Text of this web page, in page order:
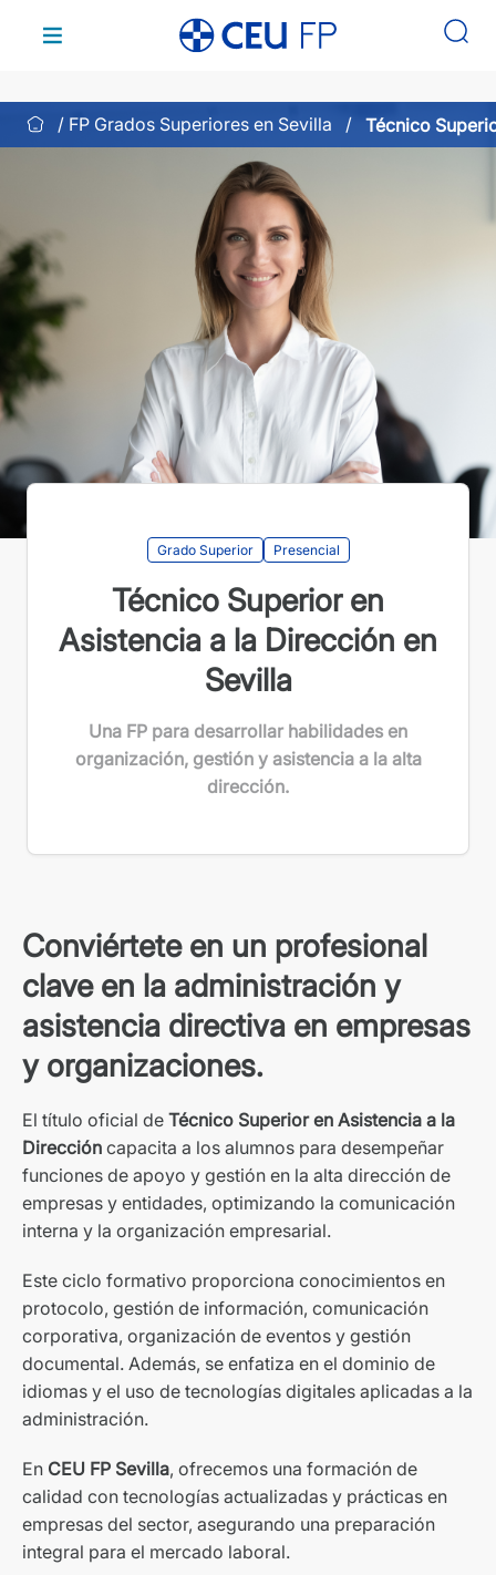
FP Grados Superiores en Sevilla
Técnico
en Sevilla
Grado Superior Presencial
Técnico Superior en
Asistencia a la Dirección en
Sevilla
Una FP para desarrollar habilidades en
organización, gestión y asistencia a la alta
dirección.
Conviértete en un profesional
clave en la administración y
asistencia directiva en empresas
y organizaciones.
El título oficial de Técnico Superior en Asistencia a la
Dirección capacita a los alumnos para desempeñar
funciones de apoyo y gestión en la alta dirección de
empresas y entidades, optimizando la comunicación
interna y la organización empresarial.
Este ciclo formativo proporciona conocimientos en
protocolo, gestión de información, comunicación
corporativa, organización de eventos y gestión
documental. Además, se enfatiza en el dominio de
idiomas y el uso de tecnologías digitales aplicadas a la
administración.
En CEU FP Sevilla, ofrecemos una formación de
calidad con tecnologías actualizadas y prácticas en
empresas del sector, asegurando una preparación
integral para el mercado laboral.